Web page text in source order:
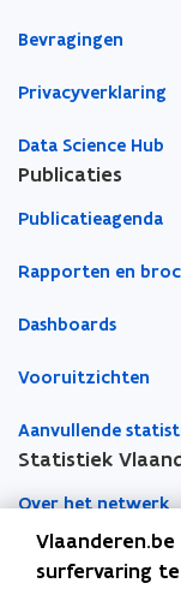
Bevragingen
Privacyverklaring
Data Science Hub
Publicaties
Publicatieagenda
Rapporten en
Dashboards
Vooruitzichten
Aanvullende
Statistiek
Over het netwerk
Academische
surfervaring